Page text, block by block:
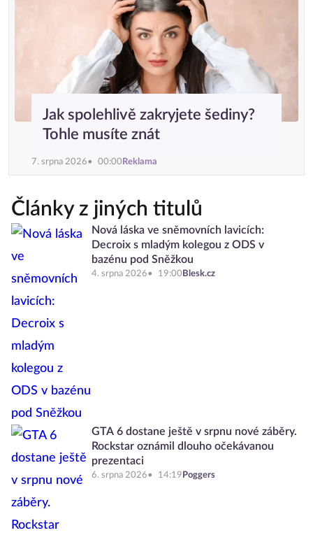
Jak spolehlivě zakryjete šediny?
Tohle musíte znát
7. srpna 2026 00:00 Reklama
Články z jiných titulů
Nová láska ve sněmovních lavicích:
Decroix s mladým kolegou z ODS v
bazénu pod Sněžkou
4. srpna 2026 19:00 Blesk.cz
GTA 6 dostane ještě v srpnu nové záběry.
Rockstar oznámil dlouho očekávanou
prezentaci
6. srpna 2026 14:19 Poggers